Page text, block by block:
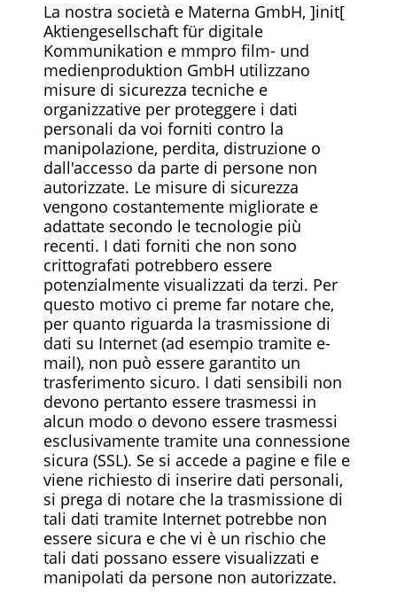
La nostra società e Materna GmbH, ]init[
Aktiengesellschaft für digitale
Kommunikation e mmpro film- und
medienproduktion GmbH utilizzano
misure di sicurezza tecniche e
organizzative per proteggere i dati
personali da voi forniti contro la
manipolazione, perdita, distruzione o
dall'accesso da parte di persone non
autorizzate. Le misure di sicurezza
vengono costantemente migliorate e
adattate secondo le tecnologie più
recenti. I dati forniti che non sono
crittografati potrebbero essere
potenzialmente visualizzati da terzi. Per
questo motivo ci preme far notare che,
per quanto riguarda la trasmissione di
dati su Internet (ad esempio tramite e-
mail), non può essere garantito un
trasferimento sicuro. I dati sensibili non
devono pertanto essere trasmessi in
alcun modo o devono essere trasmessi
esclusivamente tramite una connessione
sicura (SSL). Se si accede a pagine e file e
viene richiesto di inserire dati personali,
si prega di notare che la trasmissione di
tali dati tramite Internet potrebbe non
essere sicura e che vi è un rischio che
tali dati possano essere visualizzati e
manipolati da persone non autorizzate.